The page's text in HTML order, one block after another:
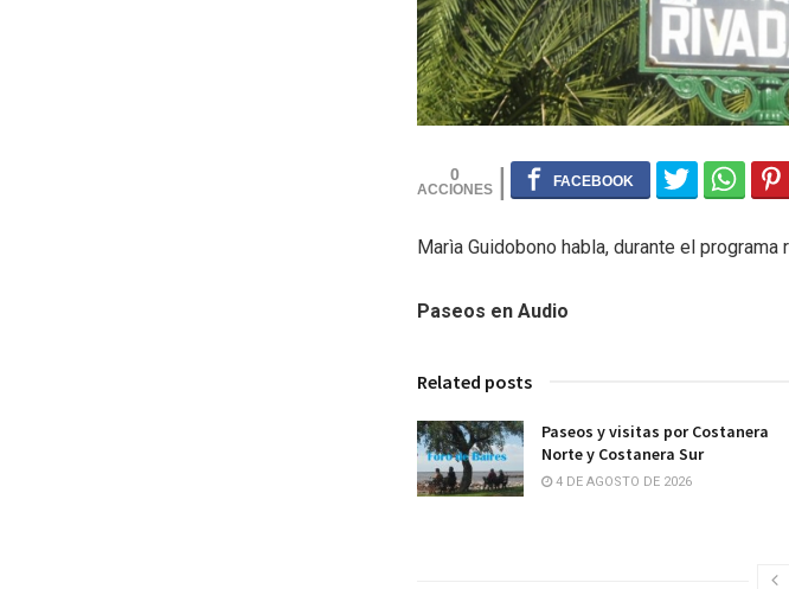
0
Marìa Guidobono habla, durante el
Paseos en Audio
Related posts
Paseos y visitas por Costanera
Norte y Costanera Sur
4 DE AGOSTO DE 2026